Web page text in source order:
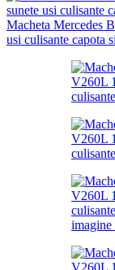
Macheta Mercedes
usi culisante capota